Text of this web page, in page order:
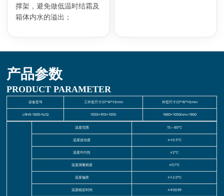
撑架，避免做低温时结霜及
箱体内水的溢出；
产品参数
PRODUCT PARAMETER
设备型号 工作室尺寸(D*W*H)mm 外型尺寸(D*W*H)mm
LRHS-1000-NJQ 1050×910×1050 1660×1050mm×1800
温度范围 15～60℃
温度波动度 ≤±0.5℃
温度均匀性 ≤2℃
温度测量精度 ≤0.1℃
温度偏差 ≤±2.0℃
温度稳定时间 ≤40分钟